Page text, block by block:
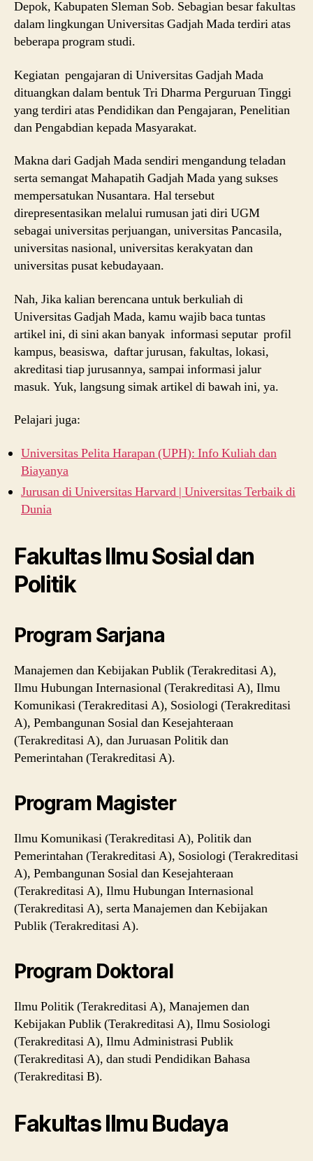
Depok, Kabupaten Sleman Sob. Sebagian besar fakultas
dalam lingkungan Universitas Gadjah Mada terdiri atas
beberapa program studi.
Kegiatan pengajaran di Universitas Gadjah Mada
dituangkan dalam bentuk Tri Dharma Perguruan Tinggi
yang terdiri atas Pendidikan dan Pengajaran, Penelitian
dan Pengabdian kepada Masyarakat.
Makna dari Gadjah Mada sendiri mengandung teladan
serta semangat Mahapatih Gadjah Mada yang sukses
mempersatukan Nusantara. Hal tersebut
direpresentasikan melalui rumusan jati diri UGM
sebagai universitas perjuangan, universitas Pancasila,
universitas nasional, universitas kerakyatan dan
universitas pusat kebudayaan.
Nah, Jika kalian berencana untuk berkuliah di
Universitas Gadjah Mada, kamu wajib baca tuntas
artikel ini, di sini akan banyak informasi seputar profil
kampus, beasiswa, daftar jurusan, fakultas, lokasi,
akreditasi tiap jurusannya, sampai informasi jalur
masuk. Yuk, langsung simak artikel di bawah ini, ya.
Pelajari juga:
Universitas Pelita Harapan (UPH): Info Kuliah dan
Biayanya
Jurusan di Universitas Harvard | Universitas Terbaik di
Dunia
Fakultas Ilmu Sosial dan
Politik
Program Sarjana
Manajemen dan Kebijakan Publik (Terakreditasi A),
Ilmu Hubungan Internasional (Terakreditasi A), Ilmu
Komunikasi (Terakreditasi A), Sosiologi (Terakreditasi
A), Pembangunan Sosial dan Kesejahteraan
(Terakreditasi A), dan Juruasan Politik dan
Pemerintahan (Terakreditasi A).
Program Magister
Ilmu Komunikasi (Terakreditasi A), Politik dan
Pemerintahan (Terakreditasi A), Sosiologi (Terakreditasi
A), Pembangunan Sosial dan Kesejahteraan
(Terakreditasi A), Ilmu Hubungan Internasional
(Terakreditasi A), serta Manajemen dan Kebijakan
Publik (Terakreditasi A).
Program Doktoral
Ilmu Politik (Terakreditasi A), Manajemen dan
Kebijakan Publik (Terakreditasi A), Ilmu Sosiologi
(Terakreditasi A), Ilmu Administrasi Publik
(Terakreditasi A), dan studi Pendidikan Bahasa
(Terakreditasi B).
Fakultas Ilmu Budaya